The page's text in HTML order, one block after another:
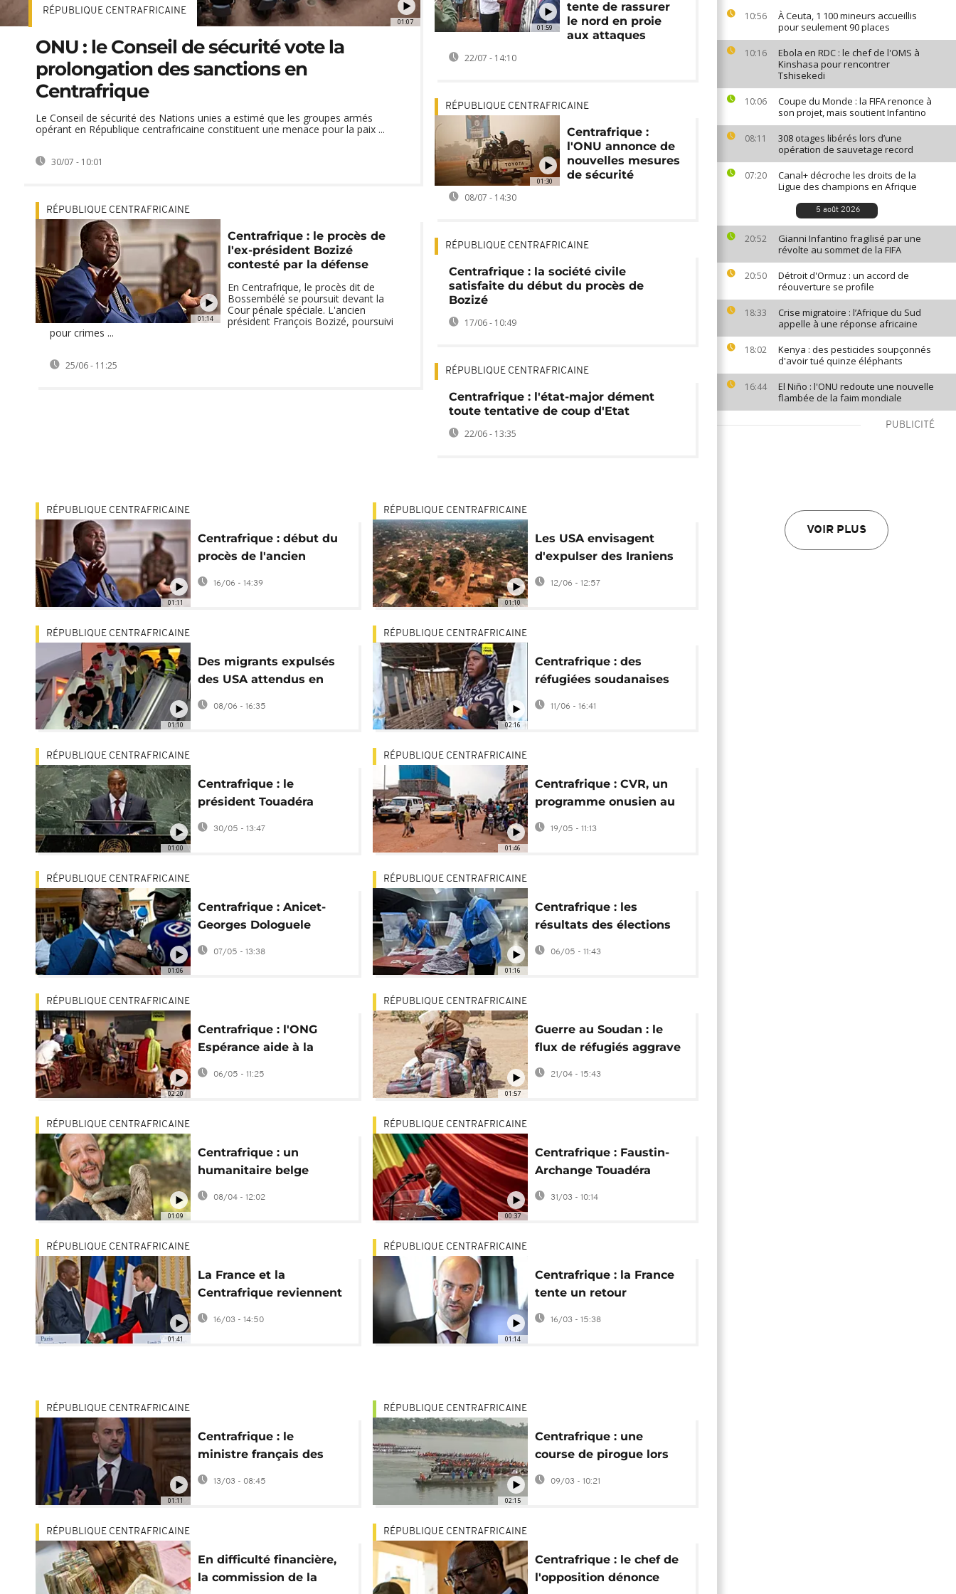
10:56
À Ceuta, 1 100 mineurs accueillis
pour seulement 90 places
10:16
Ebola en RDC : le chef de l'OMS à
Kinshasa pour rencontrer
Tshisekedi
10:06
Coupe du Monde : la FIFA renonce à
son projet, mais soutient Infantino
08:11
308 otages libérés lors d’une
opération de sauvetage record
07:20
Canal+ décroche les droits de la
Ligue des champions en Afrique
5 août 2026
20:52
Gianni Infantino fragilisé par une
révolte au sommet de la FIFA
20:50
Détroit d'Ormuz : un accord de
réouverture se profile
18:33
Crise migratoire : l’Afrique du Sud
appelle à une réponse africaine
18:02
Kenya : des pesticides soupçonnés
d'avoir tué quinze éléphants
16:44
El Niño : l'ONU redoute une nouvelle
flambée de la faim mondiale
PUBLICITÉ
VOIR PLUS
01:07
RÉPUBLIQUE CENTRAFRICAINE
ONU : le Conseil de sécurité vote la
prolongation des sanctions en
Centrafrique
Le Conseil de sécurité des Nations unies a estimé que les groupes armés
opérant en République centrafricaine constituent une menace pour la paix ...
30/07 - 10:01
01:14
RÉPUBLIQUE CENTRAFRICAINE
Centrafrique : le procès de
l'ex-président Bozizé
contesté par la défense
En Centrafrique, le procès dit de
Bossembélé se poursuit devant la
Cour pénale spéciale. L'ancien
président François Bozizé, poursuivi
pour crimes ...
25/06 - 11:25
01:59
tente de rassurer
le nord en proie
aux attaques
22/07 - 14:10
01:30
RÉPUBLIQUE CENTRAFRICAINE
Centrafrique :
l'ONU annonce de
nouvelles mesures
de sécurité
08/07 - 14:30
RÉPUBLIQUE CENTRAFRICAINE
Centrafrique : la société civile
satisfaite du début du procès de
Bozizé
17/06 - 10:49
RÉPUBLIQUE CENTRAFRICAINE
Centrafrique : l'état-major dément
toute tentative de coup d'Etat
22/06 - 13:35
01:11
RÉPUBLIQUE CENTRAFRICAINE
Centrafrique : début du
procès de l'ancien
président François
Bozizé
16/06 - 14:39
01:10
RÉPUBLIQUE CENTRAFRICAINE
Les USA envisagent
d'expulser des Iraniens
vers la Centrafrique
12/06 - 12:57
01:10
RÉPUBLIQUE CENTRAFRICAINE
Des migrants expulsés
des USA attendus en
Centrafrique
08/06 - 16:35
02:16
RÉPUBLIQUE CENTRAFRICAINE
Centrafrique : des
réfugiées soudanaises
accouchent sans
assistance médicale
11/06 - 16:41
01:00
RÉPUBLIQUE CENTRAFRICAINE
Centrafrique : le
président Touadéra
nomme un nouveau
gouvernement
30/05 - 13:47
01:46
RÉPUBLIQUE CENTRAFRICAINE
Centrafrique : CVR, un
programme onusien au
service de la paix et de
la stabilité
19/05 - 11:13
01:06
RÉPUBLIQUE CENTRAFRICAINE
Centrafrique : Anicet-
Georges Dologuele
dénonce son
interdiction de voyager
07/05 - 13:38
01:16
RÉPUBLIQUE CENTRAFRICAINE
Centrafrique : les
résultats des élections
suspendus en raison
d'une grève
06/05 - 11:43
02:20
RÉPUBLIQUE CENTRAFRICAINE
Centrafrique : l'ONG
Espérance aide à la
réinsertion d'enfants
06/05 - 11:25
01:57
RÉPUBLIQUE CENTRAFRICAINE
Guerre au Soudan : le
flux de réfugiés aggrave
la crise en Centrafrique
21/04 - 15:43
01:09
RÉPUBLIQUE CENTRAFRICAINE
Centrafrique : un
humanitaire belge
libéré après plus de 22
mois en prison
08/04 - 12:02
00:37
RÉPUBLIQUE CENTRAFRICAINE
Centrafrique : Faustin-
Archange Touadéra
investi pour un 3e
mandat
31/03 - 10:14
01:41
RÉPUBLIQUE CENTRAFRICAINE
La France et la
Centrafrique reviennent
à de "meilleurs
16/03 - 14:50
01:14
RÉPUBLIQUE CENTRAFRICAINE
Centrafrique : la France
tente un retour
diplomatique à Bangui
16/03 - 15:38
01:11
RÉPUBLIQUE CENTRAFRICAINE
Centrafrique : le
ministre français des
Affaires étrangères à
Bangui
13/03 - 08:45
02:15
RÉPUBLIQUE CENTRAFRICAINE
Centrafrique : une
course de pirogue lors
de la Journée des droits
des Femmes
09/03 - 10:21
RÉPUBLIQUE CENTRAFRICAINE
En difficulté financière,
la commission de la
RÉPUBLIQUE CENTRAFRICAINE
Centrafrique : le chef de
l'opposition dénonce